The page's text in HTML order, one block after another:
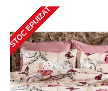
STOC EPUIZAT